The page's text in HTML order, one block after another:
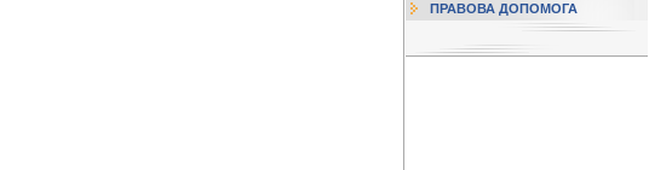
ПРАВОВА ДОПОМОГА